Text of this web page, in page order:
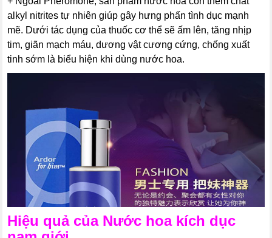
alkyl nitrites tự nhiên giúp gây hưng phấn tình dục mạnh
mẽ. Dưới tác dụng của thuốc cơ thể sẽ ấm lên, tăng nhịp
tim, giãn mạch máu, dương vật cương cứng, chống xuất
tinh sớm là biểu hiện khi dùng nước hoa.
Hiệu quả của Nước hoa kích dục